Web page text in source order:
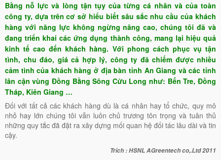
Bằng nỗ lực và lòng tận tụy của từng cá nhân và của toàn
công ty, dựa trên cơ sở hiểu biết sâu sắc nhu cầu của khách
hàng với năng lực không ngừng nâng cao, chúng tôi đã và
đang triển khai các ứng dụng thành công, mang lại hiệu quả
kinh tế cao đến khách hàng. Với phong cách phục vụ tận
tình, chu đáo, giá cả hợp lý, công ty đã chiếm được nhiều
cảm tình của khách hàng ở địa bàn tỉnh An Giang và các tỉnh
lân cận vùng Đồng Bằng Sông Cửu Long như: Bến Tre, Đồng
Tháp, Kiên Giang …
Đối với tất cả các khách hàng dù là cá nhân hay tổ chức, quy mô
nhỏ hay lớn chúng tôi vẫn luôn chủ trương tôn trọng và tuân thủ
những quy tắc đã đặt ra xây dựng mối quan hệ đối tác lâu dài và tin
cậy.
Trích : HSNL AGreentech co,.Ltd 2011